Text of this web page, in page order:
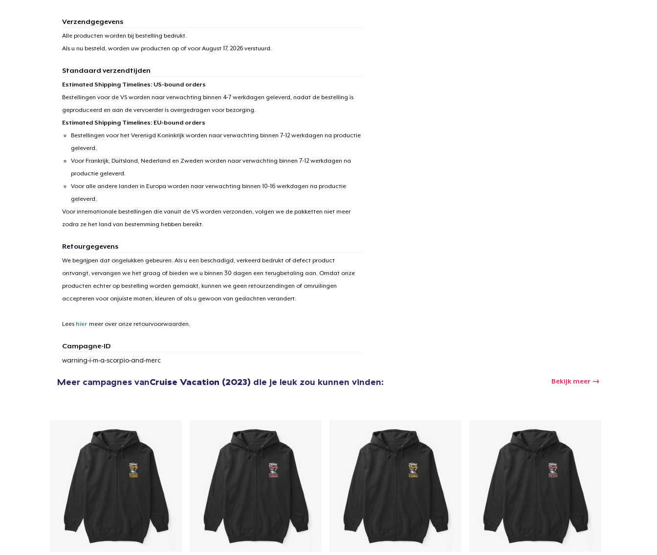
Verzendgegevens
Alle producten worden bij bestelling bedrukt.
Als u nu besteld, worden uw producten op of voorAugust 17, 2026verstuurd.
Standaard verzendtijden
Estimated Shipping Timelines: US-bound orders
Bestellingen voor de VS worden naar verwachting binnen 4-7 werkdagen geleverd, nadat de bestelling is
geproduceerd en aan de vervoerder is overgedragen voor bezorging.
Estimated Shipping Timelines: EU-bound orders
Bestellingen voor het Verenigd Koninkrijk worden naar verwachting binnen 7-12 werkdagen na productie
geleverd.
Voor Frankrijk, Duitsland, Nederland en Zweden worden naar verwachting binnen 7-12 werkdagen na
productie geleverd.
Voor alle andere landen in Europa worden naar verwachting binnen 10-16 werkdagen na productie
geleverd.
Voor internationale bestellingen die vanuit de VS worden verzonden, volgen we de pakketten niet meer
zodra ze het land van bestemming hebben bereikt.
Retourgegevens
We begrijpen dat ongelukken gebeuren. Als u een beschadigd, verkeerd bedrukt of defect product
ontvangt, vervangen we het graag of bieden we u binnen 30 dagen een terugbetaling aan. Omdat onze
producten echter op bestelling worden gemaakt, kunnen we geen retourzendingen of omruilingen
accepteren voor onjuiste maten, kleuren of als u gewoon van gedachten verandert.
Lees hier meer over onze retourvoorwaarden.
Campagne-ID
warning-i-m-a-scorpio-and-merc
Meer campagnes vanCruise Vacation (2023) die je leuk zou kunnen vinden: Bekijk meer
1item aan
Ga door naar de Kassa
Classic Crew Neck T-Shirt
US$ 66,99
Unisex Premium Pullover Hoodie
Comfort Tee